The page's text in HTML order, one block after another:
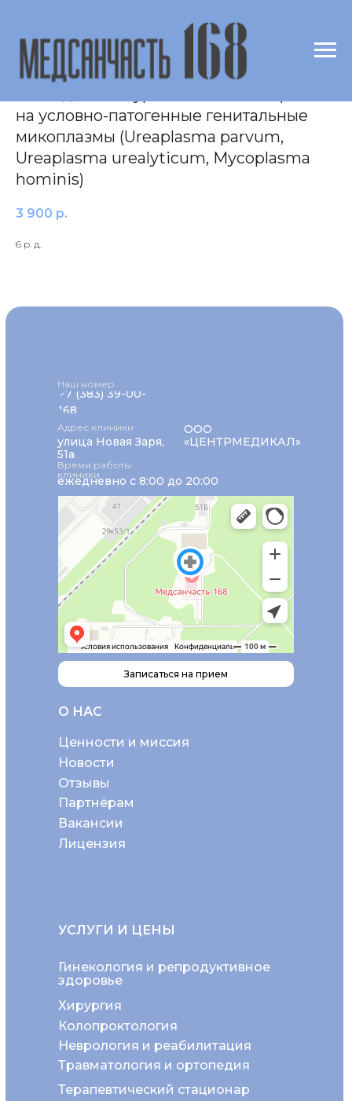
Молекулярно-биологическое
на условно-патогенные генитальные
микоплазмы (Ureaplasma parvum,
Ureaplasma urealyticum, Mycoplasma
hominis)
3 900 р.
6 р. д.
О НАС
Ценности и миссия
Новости
+7 (383) 39-00-
168
Отзывы
Партнёрам
Вакансии
Лицензия
Неврология и реабилитация
Колопроктология
Хирургия
Гинекология и репродуктивное
здоровье
Травматология и ортопедия
Терапевтический стационар
УСЛУГИ И ЦЕНЫ
Наш номер
ежедневно с 8:00 до 20:00
Время работы
клиники
Адрес клиники
улица Новая Заря,
51а
ООО
«ЦЕНТРМЕДИКАЛ»
Записаться на прием